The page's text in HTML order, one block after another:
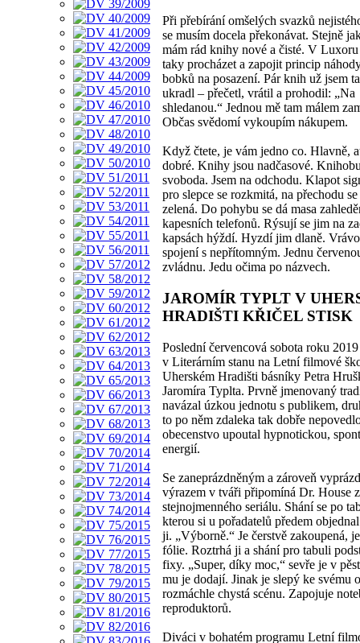
Při přebírání omšelých svazků
se musím docela překonávat. Stejně
mám rád knihy nové a čisté. V Luxoru
taky procházet a zapojit princip
bobků na posazení. Pár knih už jsem
ukradl – přečetl, vrátil a prohodil: „Na
shledanou.“ Jednou mě tam málem
Občas svědomí vykoupím nákupem.
Když čtete, je vám jedno co. Hlavně,
dobré. Knihy jsou nadčasové.
svoboda. Jsem na odchodu. Klapot
pro slepce se rozkmitá, na přechodu
zelená. Do pohybu se dá masa
kapesních telefonů. Rýsují se jim na
kapsách hýždí. Hyzdí jim dlaně.
spojení s nepřítomným. Jednu
zvládnu. Jedu očima po názvech.
JAROMÍR TYPLT V
HRADIŠTI KŘIČEL STISK
Poslední červencová sobota roku
v Literárním stanu na Letní filmové
Uherském Hradišti básníky Petra
Jaromíra Typlta. Prvně jmenovaný
navázal úzkou jednotu s publikem,
to po něm zdaleka tak dobře
obecenstvo upoutal hypnotickou,
energií.
Se zaneprázdněným a zároveň
výrazem v tváři připomíná Dr. House
stejnojmenného seriálu. Shání se po
kterou si u pořadatelů předem
ji. „Výborně.“ Je čerstvě zakoupená,
fólie. Roztrhá ji a shání pro tabuli
fixy. „Super, díky moc,“ sevře je v
mu je dodají. Jinak je slepý ke svému
rozmáchle chystá scénu. Zapojuje
reproduktorů.
Diváci v bohatém programu Letní